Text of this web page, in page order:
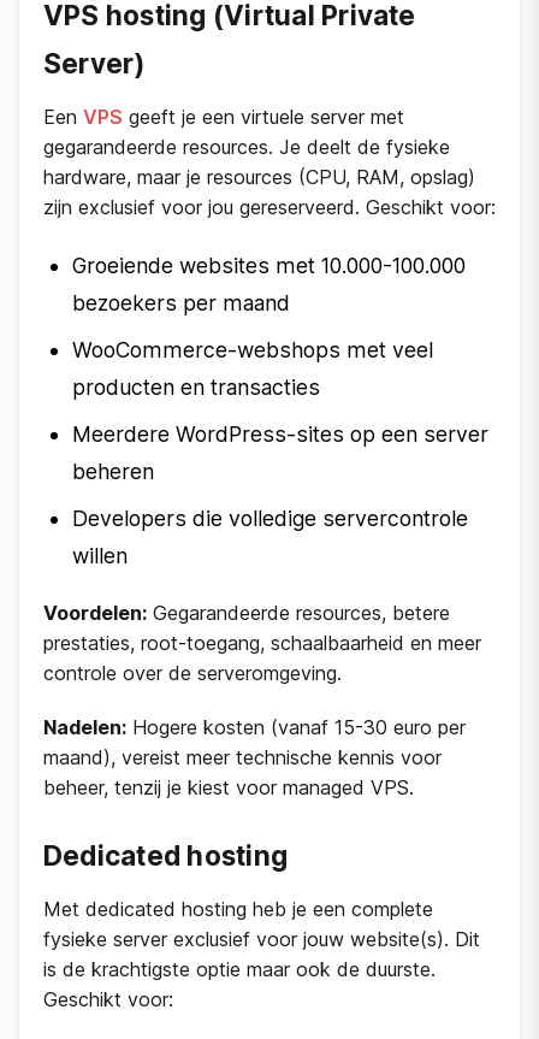
VPS hosting (Virtual Private
Server)
Een VPS geeft je een virtuele server met
gegarandeerde resources. Je deelt de fysieke
hardware, maar je resources (CPU, RAM, opslag)
zijn exclusief voor jou gereserveerd. Geschikt voor:
Groeiende websites met 10.000-100.000
bezoekers per maand
WooCommerce-webshops met veel
producten en transacties
Meerdere WordPress-sites op een server
beheren
Developers die volledige servercontrole
willen
Voordelen: Gegarandeerde resources, betere
prestaties, root-toegang, schaalbaarheid en meer
controle over de serveromgeving.
Nadelen: Hogere kosten (vanaf 15-30 euro per
maand), vereist meer technische kennis voor
beheer, tenzij je kiest voor managed VPS.
Dedicated hosting
Met dedicated hosting heb je een complete
fysieke server exclusief voor jouw website(s). Dit
is de krachtigste optie maar ook de duurste.
Geschikt voor: